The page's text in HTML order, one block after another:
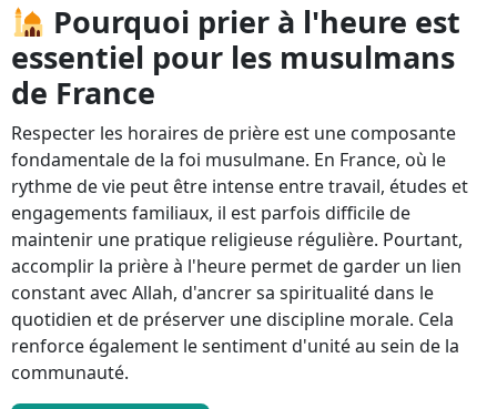
Pourquoi prier à l'heure est
essentiel pour les musulmans
de France
Respecter les horaires de prière est une composante
fondamentale de la foi musulmane. En France, où le
rythme de vie peut être intense entre travail, études et
engagements familiaux, il est parfois difficile de
maintenir une pratique religieuse régulière. Pourtant,
accomplir la prière à l'heure permet de garder un lien
constant avec Allah, d'ancrer sa spiritualité dans le
quotidien et de préserver une discipline morale. Cela
renforce également le sentiment d'unité au sein de la
communauté.